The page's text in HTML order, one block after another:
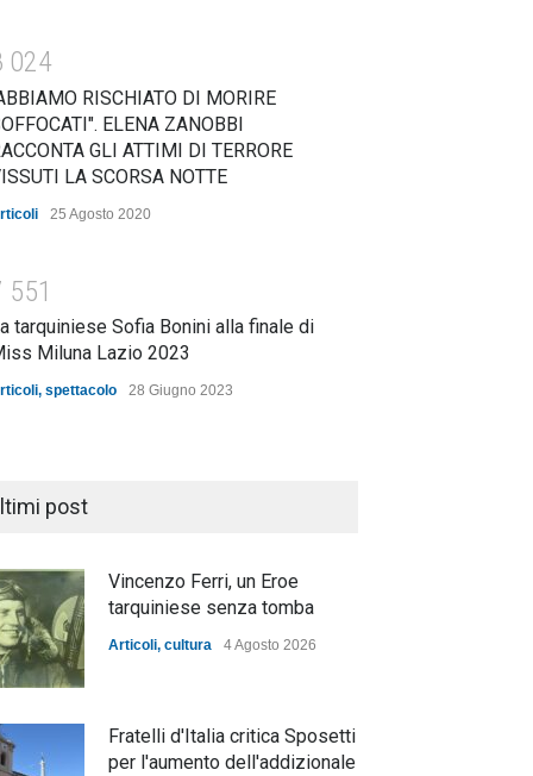
024
RISCHIATO DI MORIRE
ELENA ZANOBBI
GLI ATTIMI DI TERRORE
LA SCORSA NOTTE
25 Agosto 2020
551
tarquiniese Sofia Bonini alla finale di
Miluna Lazio 2023
, spettacolo 28 Giugno 2023
post
Vincenzo Ferri, un Eroe
tarquiniese senza tomba
Articoli, cultura 4 Agosto 2026
Fratelli d'Italia critica Sposetti
per l'aumento dell'addizionale